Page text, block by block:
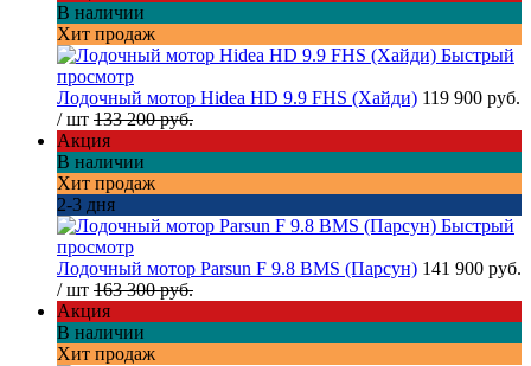
В наличии
Хит продаж
Быстрый
просмотр
Лодочный мотор Hidea HD 9.9 FHS (Хайди) 119 900 руб.
/ шт 133 200 руб.
Акция
В наличии
Хит продаж
2-3 дня
Быстрый
просмотр
Лодочный мотор Parsun F 9.8 BMS (Парсун) 141 900 руб.
/ шт 163 300 руб.
Акция
В наличии
Хит продаж